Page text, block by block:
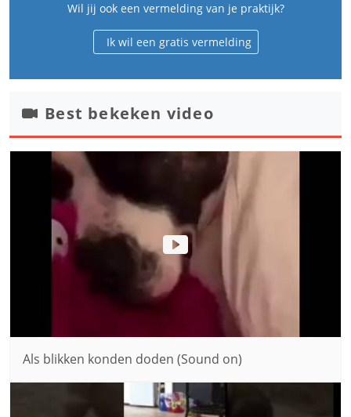
Wil jij ook een vermelding van je praktijk?
Ik wil een gratis vermelding
Best bekeken video
Als blikken konden doden (Sound on)